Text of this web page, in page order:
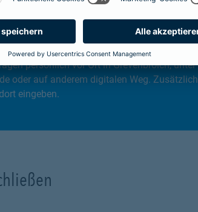
oder allgemeinen Themen rund um unsere
persönlich vor Ort in Grevenbroich, unter
oder auf anderem digitalen Weg. Zusätzlich
eingeben.